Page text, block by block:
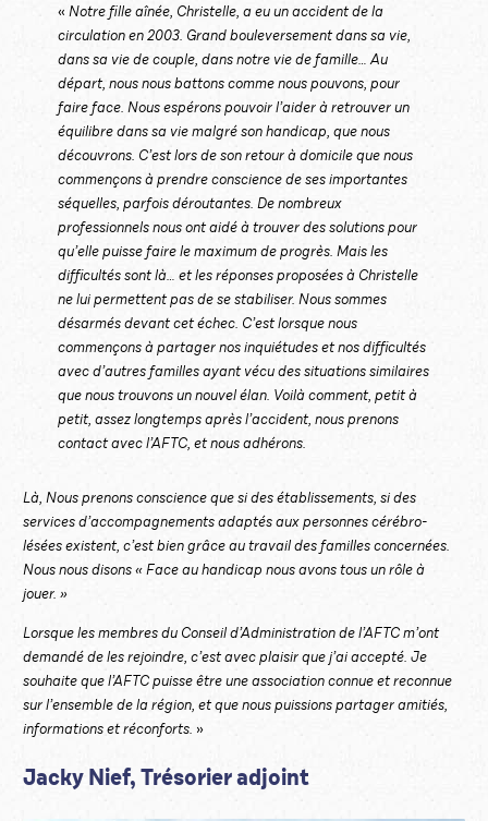
«Notre fille aînée, Christelle, a eu un accident de la
circulation en 2003. Grand bouleversement dans sa vie,
dans sa vie de couple, dans notre vie de famille… Au
départ, nous nous battons comme nous pouvons, pour
faire face. Nous espérons pouvoir l’aider à retrouver un
équilibre dans sa vie malgré son handicap, que nous
découvrons. C’est lors de son retour à domicile que nous
commençons à prendre conscience de ses importantes
séquelles, parfois déroutantes. De nombreux
professionnels nous ont aidé à trouver des solutions pour
qu’elle puisse faire le maximum de progrès. Mais les
difficultés sont là… et les réponses proposées à Christelle
ne lui permettent pas de se stabiliser. Nous sommes
désarmés devant cet échec. C’est lorsque nous
commençons à partager nos inquiétudes et nos difficultés
avec d’autres familles ayant vécu des situations similaires
que nous trouvons un nouvel élan. Voilà comment, petit à
petit, assez longtemps après l’accident, nous prenons
contact avec l’AFTC, et nous adhérons.
Là, Nous prenons conscience que si des établissements, si des
services d’accompagnements adaptés aux personnes cérébro-
lésées existent, c’est bien grâce au travail des familles concernées.
Nous nous disons « Face au handicap nous avons tous un rôle à
jouer. »
Lorsque les membres du Conseil d’Administration de l’AFTC m’ont
demandé de les rejoindre, c’est avec plaisir que j’ai accepté. Je
souhaite que l’AFTC puisse être une association connue et reconnue
sur l’ensemble de la région, et que nous puissions partager amitiés,
informations et réconforts. »
Jacky Nief, Trésorier adjoint